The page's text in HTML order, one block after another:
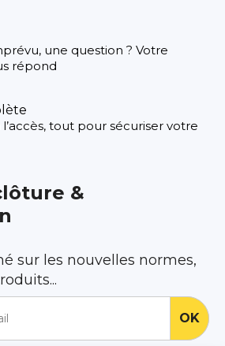
une question ? Votre
répond
tout pour sécuriser votre
&
sur les nouvelles normes,